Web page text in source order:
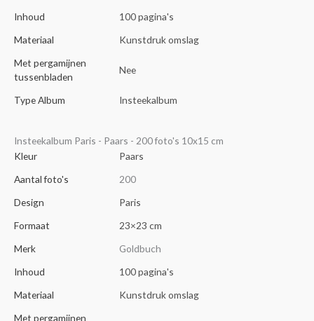
Inhoud
100 pagina's
Materiaal
Kunstdruk omslag
Met pergamijnen
tussenbladen
Nee
Type Album Insteekalbum
Insteekalbum Paris - Paars - 200 foto's 10x15 cm
Kleur
Paars
Aantal foto's
200
Design
Paris
Formaat
23×23 cm
Merk
Goldbuch
Inhoud
100 pagina's
Materiaal
Kunstdruk omslag
Met pergamijnen